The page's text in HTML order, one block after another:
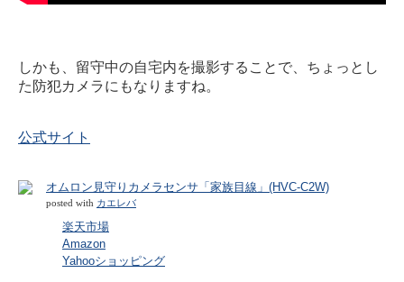
しかも、留守中の自宅内を撮影することで、ちょっとし
た防犯カメラにもなりますね。
公式サイト
オムロン見守りカメラセンサ「家族目線」(HVC-C2W)
posted with カエレバ
楽天市場
Amazon
Yahooショッピング